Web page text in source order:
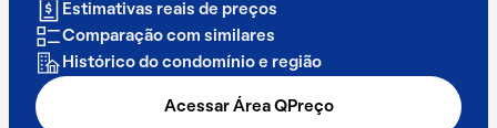
Estimativas reais de preços
Comparação com similares
Histórico do condomínio e região
Acessar Área QPreço